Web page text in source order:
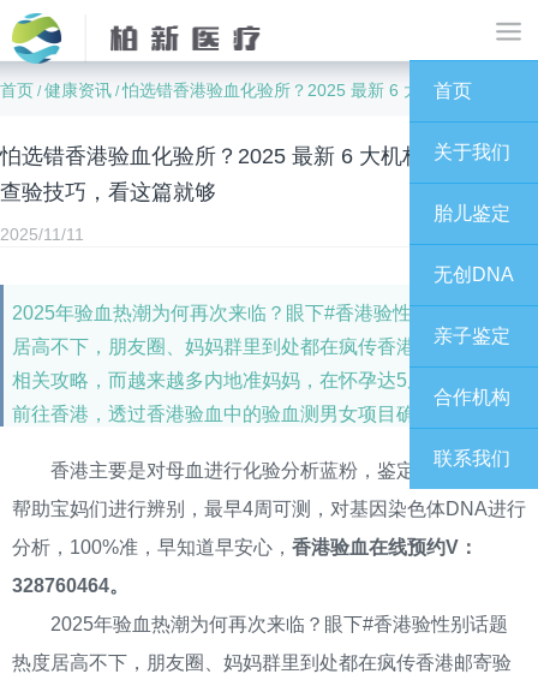
首页
关于我们
胎儿鉴定
无创DNA
亲子鉴定
合作机构
联系我们
首页 /健康资讯 /怕选错香港验血化验所？2025 最新 6 大机构解析 + 资质查验技巧，看这篇就够
怕选错香港验血化验所？2025 最新 6 大机构解析 + 资质
查验技巧，看这篇就够
2025/11/11
2025年验血热潮为何再次来临？眼下#香港验性别话题热度
居高不下，朋友圈、妈妈群里到处都在疯传香港邮寄验血的
相关攻略，而越来越多内地准妈妈，在怀孕达5周时也倾向于
前往香港，透过香港验血中的验血测男女项目确认宝宝性别
香港主要是对母血进行化验分析蓝粉，鉴定胎儿性别，
帮助宝妈们进行辨别，最早4周可测，对基因染色体DNA进行
分析，100%准，早知道早安心， 香港验血在线预约V：
328760464。
2025年验血热潮为何再次来临？眼下#香港验性别话题
热度居高不下，朋友圈、妈妈群里到处都在疯传香港邮寄验